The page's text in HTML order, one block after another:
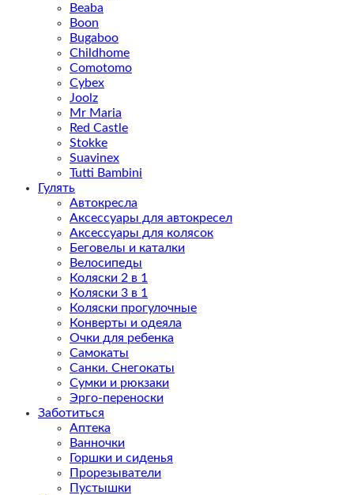
Beaba
Boon
Bugaboo
Childhome
Comotomo
Cybex
Joolz
Mr Maria
Red Castle
Stokke
Suavinex
Tutti Bambini
Гулять
Автокресла
Аксессуары для автокресел
Аксессуары для колясок
Беговелы и каталки
Велосипеды
Коляски 2 в 1
Коляски 3 в 1
Коляски прогулочные
Конверты и одеяла
Очки для ребенка
Самокаты
Санки. Снегокаты
Сумки и рюкзаки
Эрго-переноски
Заботиться
Аптека
Ванночки
Горшки и сиденья
Прорезыватели
Пустышки